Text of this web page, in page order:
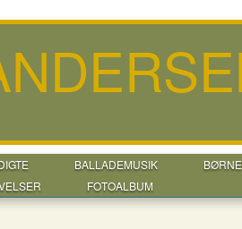
BALLADEMUSIK
FOTOALBUM